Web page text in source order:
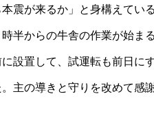
震が来るか」と身構えてい
半からの牛舎の作業が始ま
設置して、試運転も前日に
主の導きと守りを改めて感謝